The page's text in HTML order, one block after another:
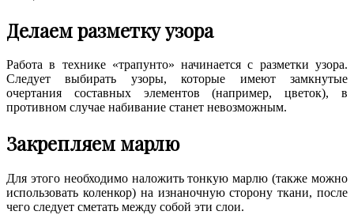
Делаем разметку узора
Работа в технике «трапунто» начинается с разметки узора.
Следует выбирать узоры, которые имеют замкнутые
очертания составных элементов (например, цветок), в
противном случае набивание станет невозможным.
Закрепляем марлю
Для этого необходимо наложить тонкую марлю (также можно
использовать коленкор) на изнаночную сторону ткани, после
чего следует сметать между собой эти слои.